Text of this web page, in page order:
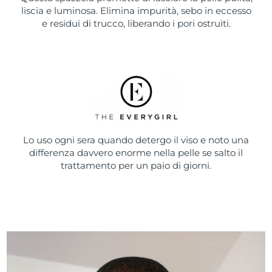
liscia e luminosa. Elimina impurità, sebo in eccesso
e residui di trucco, liberando i pori ostruiti.
Lo uso ogni sera quando detergo il viso e noto una
differenza davvero enorme nella pelle se salto il
trattamento per un paio di giorni.